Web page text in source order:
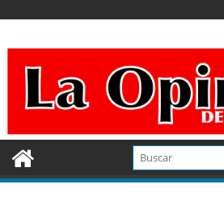
contenido